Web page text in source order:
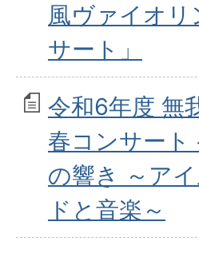
風ヴァイオリ
サート」
令和6年度 無
春コンサート
の響き ～ア
ドと音楽～